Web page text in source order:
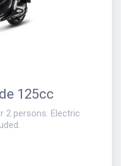
125cc
persons. Electric